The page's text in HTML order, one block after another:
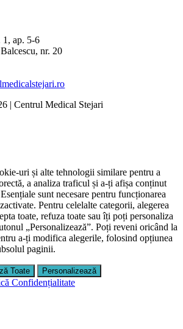
1, ap. 5-6
nr. 20
| Centrul Medical Stejari
uri și alte tehnologii similare pentru a
a analiza traficul și a-ți afișa conținut
sunt necesare pentru funcționarea
Pentru celelalte categorii, alegerea
toate, refuza toate sau îți poți personaliza
„Personalizează”. Poți reveni oricând la
a-ți modifica alegerile, folosind opțiunea
paginii.
Toate Personalizează
Confidențialitate